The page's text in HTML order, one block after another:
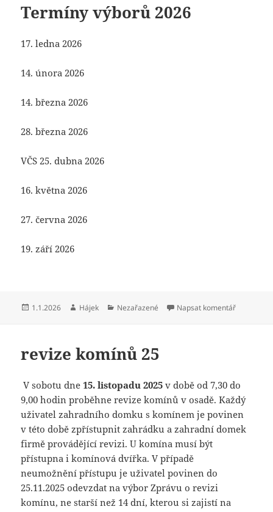
Termíny výborů 2026
17. ledna 2026
14. února 2026
14. března 2026
28. března 2026
VČS 25. dubna 2026
16. května 2026
27. června 2026
19. září 2026
Publikováno:
1.1.2026 Autor:
Hájek Rubriky:
Nezařazené Napsat komentářpro text s
revize komínů 25
V sobotu dne15. listopadu 2025 v době od 7,30 do
9,00 hodin proběhne revize komínů v osadě. Každý
uživatel zahradního domku s komínem je povinen
v této době zpřístupnit zahrádku a zahradní domek
firmě provádějící revizi. U komína musí být
přístupna i komínová dvířka. V případě
neumožnění přístupu je uživatel povinen do
25.11.2025 odevzdat na výbor Zprávu o revizi
komínu, ne starší než 14 dní, kterou si zajistí na